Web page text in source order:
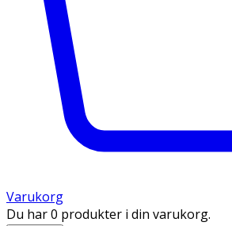
Varukorg
Du har 0 produkter i din varukorg.